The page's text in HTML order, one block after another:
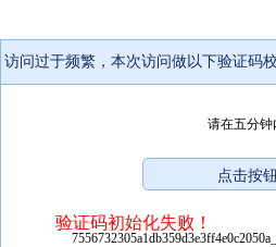
访问过于频繁，本次访问做以下验证码校
请在五分
验证码初始化失败！